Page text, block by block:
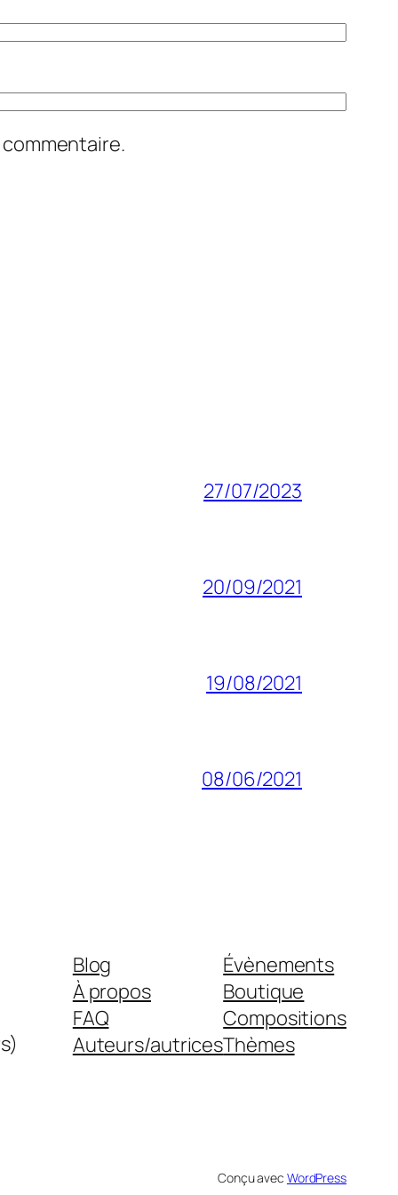
27/07/2023
20/09/2021
19/08/2021
08/06/2021
Blog
À propos
FAQ
Auteurs/autrices
Évènements
Boutique
Compositions
Thèmes
Conçu avec WordPress